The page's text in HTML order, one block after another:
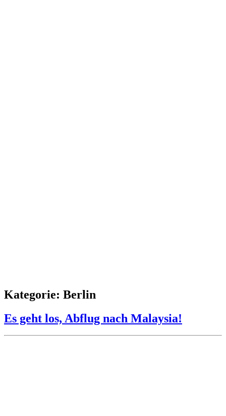
Kategorie: Berlin
Es geht los, Abflug nach Malaysia!